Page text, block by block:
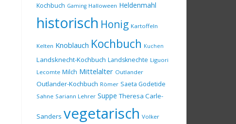
Kochbuch Gaming Halloween Heldenmahl
historisch Honig Kartoffeln
Kelten Knoblauch Kochbuch Kuchen
Landsknecht-Kochbuch Landsknechte Liguori
Lecomte Milch Mittelalter Outlander
Outlander-Kochbuch Römer Saeta Godetide
Sahne Sariann Lehrer Suppe Theresa Carle-
Sanders vegetarisch Volker